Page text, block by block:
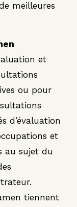
meilleures
et
ou pour
d’évaluation
et
au sujet du
tiennent